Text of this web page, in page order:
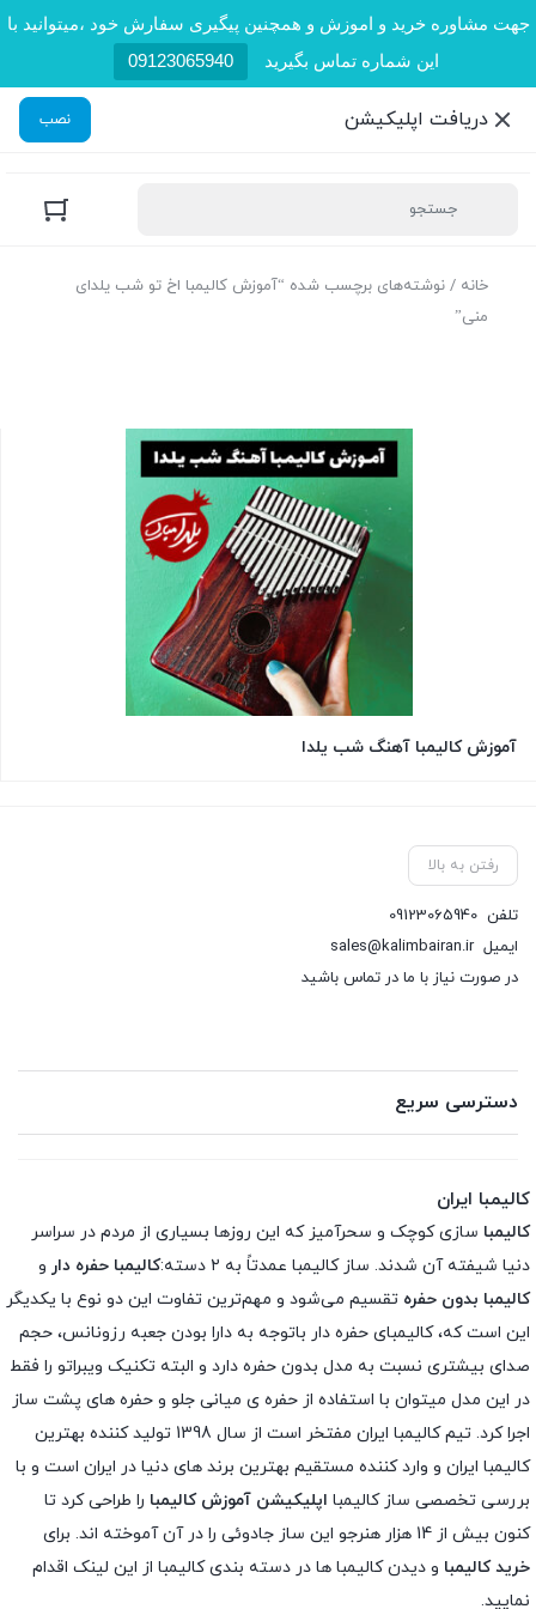
جهت مشاوره خرید و اموزش و همچنین پیگیری سفارش خود ،میتوانید با
این شماره تماس بگیرید
09123065940
دریافت اپلیکیشن نصب
خانه / نوشته‌های برچسب شده “آموزش کالیمبا اخ تو شب یلدای
منی”
آموزش کالیمبا آهنگ شب یلدا
رفتن به بالا
تلفن 09123065940
ایمیلsales@kalimbairan.ir
در صورت نیاز با ما در تماس باشید
دسترسی سریع
کالیمبا ایران
کالیمبا سازی کوچک و سحرآمیز که این روزها بسیاری از مردم در سراسر
دنیا شیفته آن شدند. ساز کالیمبا عمدتاً به ۲ دسته:
کالیمبا حفره دار و
کالیمبا بدون حفره تقسیم می‌شود و مهم‌ترین تفاوت این دو نوع با یکدیگر
این است که، کالیمبای حفره دار باتوجه به دارا بودن جعبه رزونانس، حجم
صدای بیشتری نسبت به مدل بدون حفره دارد و البته تکنیک ویبراتو را فقط
در این مدل میتوان با استفاده از حفره ی میانی جلو و حفره های پشت ساز
اجرا کرد. تیم کالیمبا ایران مفتخر است از سال 1398 تولید کننده بهترین
کالیمبا ایران و وارد کننده مستقیم بهترین برند های دنیا در ایران است و با
بررسی تخصصی ساز کالیمبا اپلیکیشن آموزش کالیمبا را طراحی کرد تا
کنون بیش از 14 هزار هنرجو این ساز جادوئی را در آن آموخته اند. برای
خرید کالیمبا و دیدن کالیمبا ها در دسته بندی کالیمبا از این لینک اقدام
نمایید.